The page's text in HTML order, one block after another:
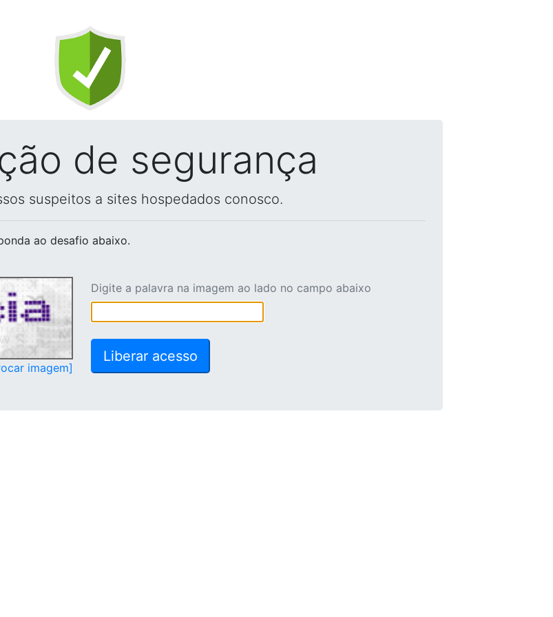
de segurança
suspeitos a sites hospedados conosco.
ao desafio abaixo.
imagem]
Digite a palavra na imagem ao lado no campo abaixo